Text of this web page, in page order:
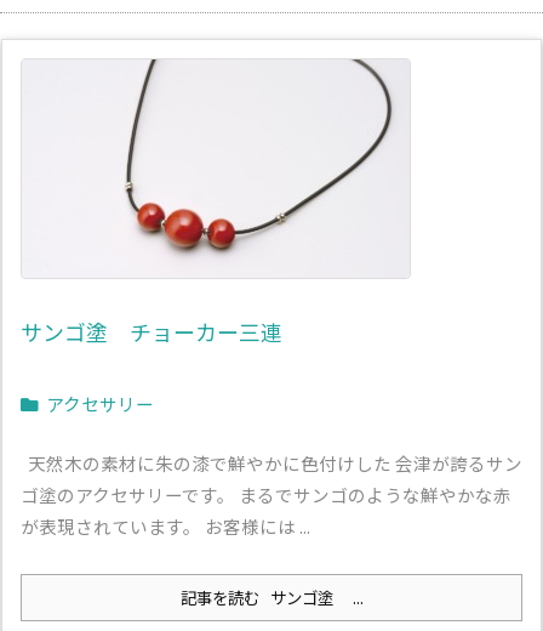
サンゴ塗 チョーカー三連
アクセサリー
天然木の素材に朱の漆で鮮やかに色付けした 会津が誇るサン
ゴ塗のアクセサリーです。 まるでサンゴのような鮮やかな赤
が表現されています。 お客様には ...
記事を読む サンゴ塗 ...